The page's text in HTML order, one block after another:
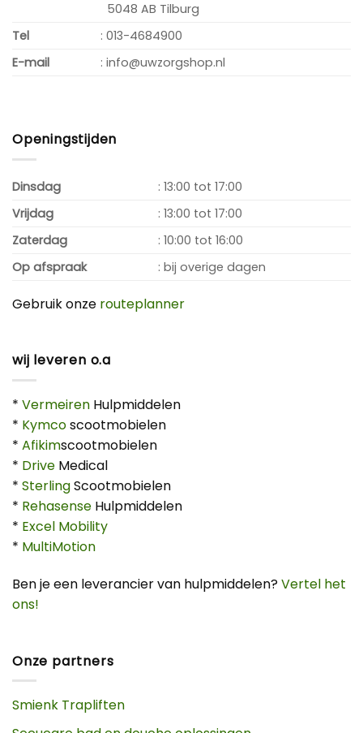
5048 AB Tilburg
Tel
: 013-4684900
E-mail
: info@uwzorgshop.nl
Openingstijden
Dinsdag
: 13:00 tot 17:00
Vrijdag
: 13:00 tot 17:00
Zaterdag
: 10:00 tot 16:00
Op afspraak
: bij overige dagen
Gebruik onze routeplanner
wij leveren o.a
* Vermeiren Hulpmiddelen
* Kymcoscootmobielen
* Afikimscootmobielen
* Drive Medical
* SterlingScootmobielen
* Rehasense Hulpmiddelen
* Excel Mobility
* MultiMotion
Ben je een leverancier van hulpmiddelen?Vertel het
ons!
Onze partners
Smienk Trapliften